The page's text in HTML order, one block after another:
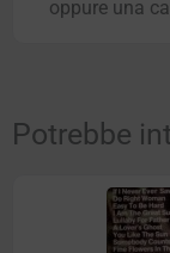
oppure una
Potrebbe